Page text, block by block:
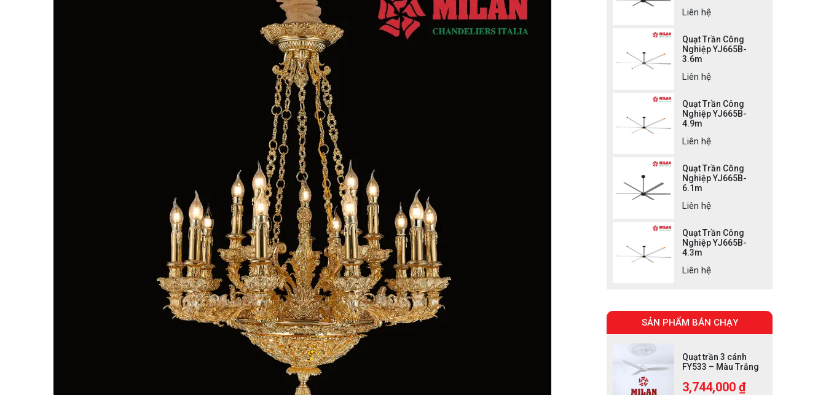
Liên hệ
Quạt Trần Công
Nghiệp YJ665B-
3.6m
Liên hệ
Quạt Trần Công
Nghiệp YJ665B-
4.9m
Liên hệ
Quạt Trần Công
Nghiệp YJ665B-
6.1m
Liên hệ
Quạt Trần Công
Nghiệp YJ665B-
4.3m
Liên hệ
SẢN PHẨM BÁN CHẠY
Quạt trần 3 cánh
FY533 – Màu Trắng
3,744,000 ₫